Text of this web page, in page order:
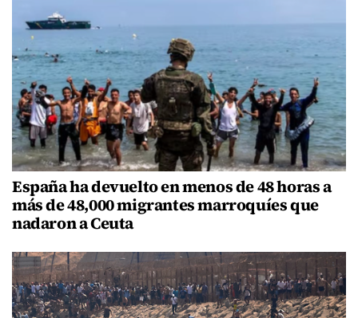
España ha devuelto en menos de 48 horas a
más de 48,000 migrantes marroquíes que
nadaron a Ceuta